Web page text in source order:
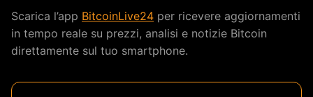
Scarica l’app BitcoinLive24 per ricevere aggiornamenti
in tempo reale su prezzi, analisi e notizie Bitcoin
direttamente sul tuo smartphone.